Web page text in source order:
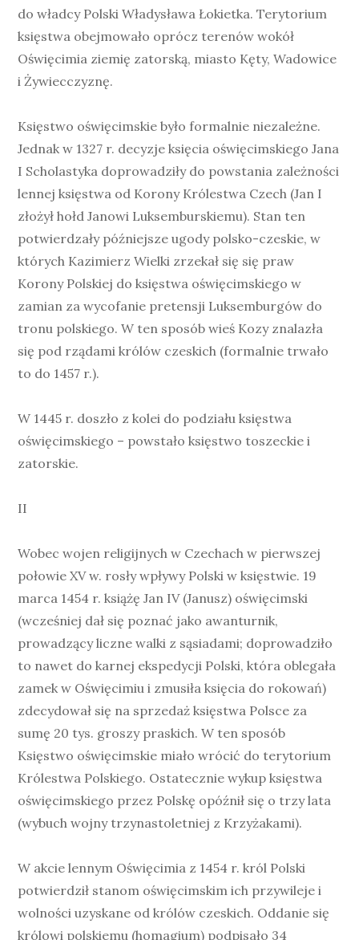
do władcy Polski Władysława Łokietka. Terytorium
księstwa obejmowało oprócz terenów wokół
Oświęcimia ziemię zatorską, miasto Kęty, Wadowice
i Żywiecczyznę.
Księstwo oświęcimskie było formalnie niezależne.
Jednak w 1327 r. decyzje księcia oświęcimskiego Jana
I Scholastyka doprowadziły do powstania zależności
lennej księstwa od Korony Królestwa Czech (Jan I
złożył hołd Janowi Luksemburskiemu). Stan ten
potwierdzały późniejsze ugody polsko-czeskie, w
których Kazimierz Wielki zrzekał się się praw
Korony Polskiej do księstwa oświęcimskiego w
zamian za wycofanie pretensji Luksemburgów do
tronu polskiego. W ten sposób wieś Kozy znalazła
się pod rządami królów czeskich (formalnie trwało
to do 1457 r.).
W 1445 r. doszło z kolei do podziału księstwa
oświęcimskiego – powstało księstwo toszeckie i
zatorskie.
II
Wobec wojen religijnych w Czechach w pierwszej
połowie XV w. rosły wpływy Polski w księstwie. 19
marca 1454 r. książę Jan IV (Janusz) oświęcimski
(wcześniej dał się poznać jako awanturnik,
prowadzący liczne walki z sąsiadami; doprowadziło
to nawet do karnej ekspedycji Polski, która oblegała
zamek w Oświęcimiu i zmusiła księcia do rokowań)
zdecydował się na sprzedaż księstwa Polsce za
sumę 20 tys. groszy praskich. W ten sposób
Księstwo oświęcimskie miało wrócić do terytorium
Królestwa Polskiego. Ostatecznie wykup księstwa
oświęcimskiego przez Polskę opóźnił się o trzy lata
(wybuch wojny trzynastoletniej z Krzyżakami).
W akcie lennym Oświęcimia z 1454 r. król Polski
potwierdził stanom oświęcimskim ich przywileje i
wolności uzyskane od królów czeskich. Oddanie się
królowi polskiemu (homagium) podpisało 34